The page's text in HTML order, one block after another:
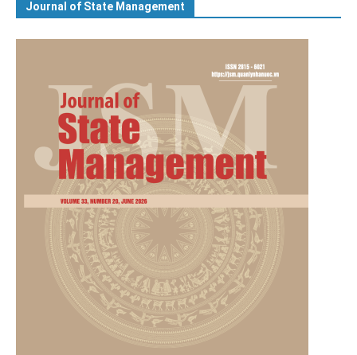
Journal of State Management